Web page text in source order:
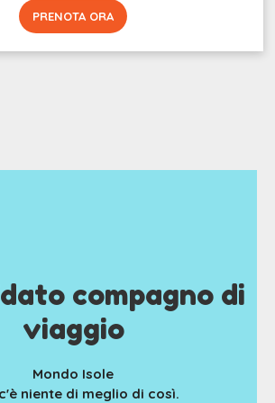
PRENOTA ORA
compagno di
viaggio
Mondo Isole
niente di meglio di così.